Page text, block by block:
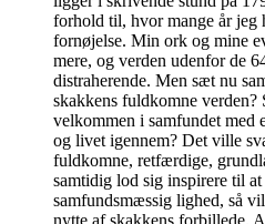
forhold til, hvor mange år jeg
fornøjelse. Min ork og mine
mere, og verden udenfor de
distraherende. Men sæt nu
skakkens fuldkomne
velkommen i samfundet med
og livet igennem? Det ville
fuldkomne, retfærdige,
samtidig lod sig inspirere til
samfundsmæssig lighed, så
nytte af skakkens forbillede.